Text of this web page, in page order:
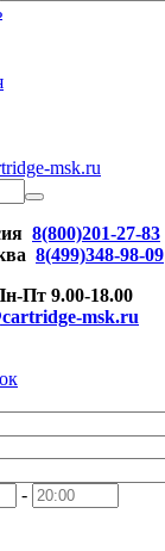
8(800)201-27-83
8(499)348-98-09
Пт 9.00-18.00
msk.ru
-